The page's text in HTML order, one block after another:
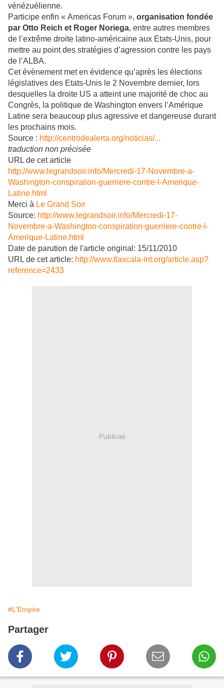
vénézuélienne.
Participe enfin « Americas Forum », organisation fondée
par Otto Reich et Roger Noriega, entre autres membres
de l’extrême droite latino-américaine aux Etats-Unis, pour
mettre au point des stratégies d’agression contre les pays
de l’ALBA.
Cet évènement met en évidence qu’après les élections
législatives des Etats-Unis le 2 Novembre dernier, lors
desquelles la droite US a atteint une majorité de choc au
Congrès, la politique de Washington envers l’Amérique
Latine sera beaucoup plus agressive et dangereuse durant
les prochains mois.
Source : http://centrodealerta.org/noticias/...
traduction non précisée
URL de cet article
http://www.legrandsoir.info/Mercredi-17-Novembre-a-
Washington-conspiration-guerriere-contre-l-Amerique-
Latine.html
Merci à Le Grand Soir
Source: http://www.legrandsoir.info/Mercredi-17-
Novembre-a-Washington-conspiration-guerriere-contre-l-
Amerique-Latine.html
Date de parution de l'article original: 15/11/2010
URL de cet article: http://www.tlaxcala-int.org/article.asp?
reference=2433
Publicité
#L'Empire
Partager